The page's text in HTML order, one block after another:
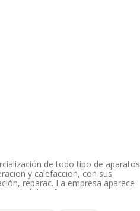
de todo tipo de aparatos
y calefaccion, con sus
reparac. La empresa aparece
de referencia CNAE
tiene actividad en mercados